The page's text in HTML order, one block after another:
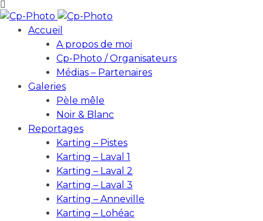
Accueil
A propos de moi
Cp-Photo / Organisateurs
Médias – Partenaires
Galeries
Pèle mêle
Noir & Blanc
Reportages
Karting – Pistes
Karting – Laval 1
Karting – Laval 2
Karting – Laval 3
Karting – Anneville
Karting – Lohéac